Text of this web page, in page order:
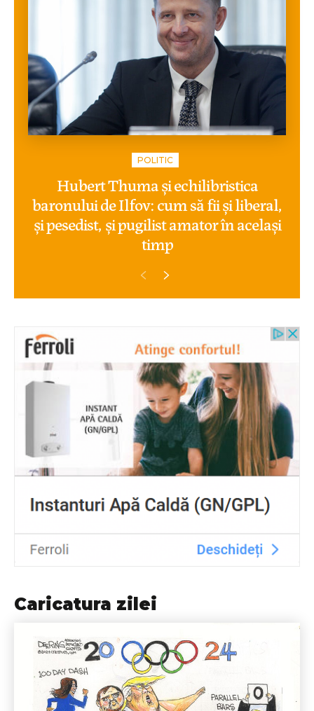
POLITIC
Hubert Thuma și echilibristica
baronului de Ilfov: cum să fii și liberal,
și pesedist, și pugilist amator în același
timp
Caricatura zilei